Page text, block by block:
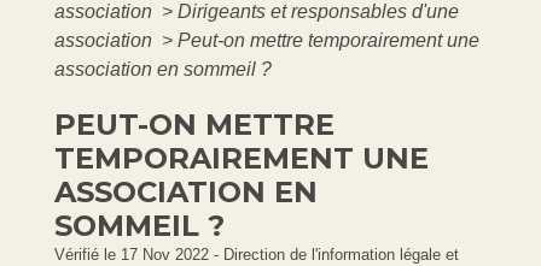
association > Dirigeants et responsables d'une
association > Peut-on mettre temporairement une
association en sommeil ?
PEUT-ON METTRE
TEMPORAIREMENT UNE
ASSOCIATION EN
SOMMEIL ?
Vérifié le 17 Nov 2022 - Direction de l'information légale et